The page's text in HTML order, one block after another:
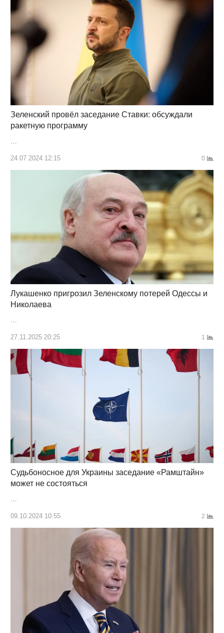
Зеленский провёл заседание Ставки: обсуждали
ракетную программу
24.07.2024 12:15 0
Лукашенко пригрозил Зеленскому потерей Одессы и
Николаева
…
27.11.2025 20:25 1
Судьбоносное для Украины заседание «Рамштайн»
может не состояться
…
09.10.2024 10:55 2